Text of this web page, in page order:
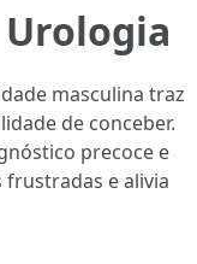
masculina traz
de conceber.
precoce e
frustradas e alivia